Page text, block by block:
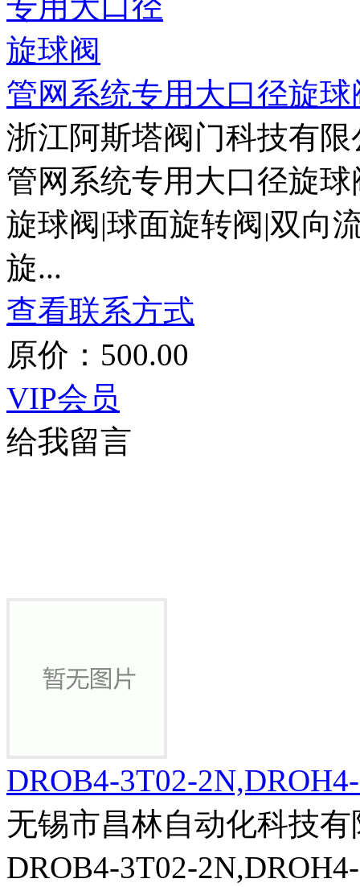
管网系统专用大口径旋球
浙江阿斯塔阀门科技有限
管网系统专用大口径旋
旋球阀|球面旋转阀|双向
旋...
查看联系方式
原价：500.00
VIP会员
给我留言
DROB4-3T02-
无锡市昌林自动化科技有
DROB4-3T02-